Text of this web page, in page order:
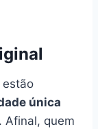
estão
única
Afinal, quem